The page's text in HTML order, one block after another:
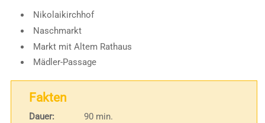
Nikolaikirchhof
Naschmarkt
Markt mit Altem Rathaus
Mädler-Passage
Fakten
Dauer:
90 min.